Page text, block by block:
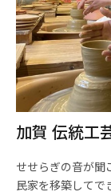
加賀 伝統工
せせらぎの音が聞
民家を移築して